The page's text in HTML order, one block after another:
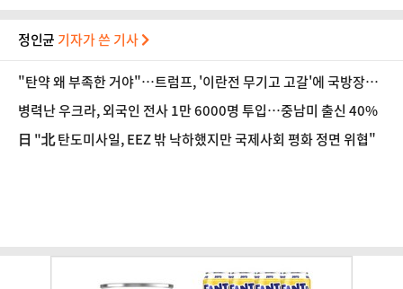
정인균 기자가 쓴 기사
"탄약 왜 부족한 거야"…트럼프, '이란전 무기고 고갈'에 국방장관
질책
병력난 우크라, 외국인 전사 1만 6000명 투입…중남미 출신 40%
日 "北 탄도미사일, EEZ 밖 낙하했지만 국제사회 평화 정면 위협"